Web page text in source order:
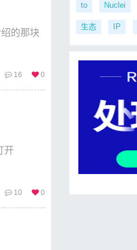
的那块
16 0
开
10 0
to Nuclei
生态 IP